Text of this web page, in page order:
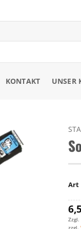
KONTAKT UNSER
Zu den
Art
Zzgl.